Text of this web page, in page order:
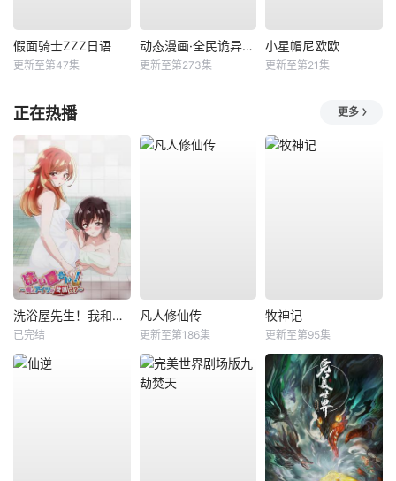
假面骑士ZZZ日语
更新至第47集
动态漫画·全民诡异：开局掌握零元购
更新至第273集
小星帽尼欧欧
更新至第21集
正在热播 更多
洗浴屋先生！我和那家伙在女浴池！？
已完结
凡人修仙传
更新至第186集
牧神记
更新至第95集